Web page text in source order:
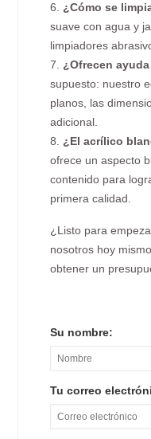
6. ¿Cómo se
suave con agua y
limpiadores
7. ¿Ofrecen
supuesto: nuestro
planos, las
adicional.
8. ¿El acrílico
ofrece un aspecto
contenido para
primera calidad.
¿Listo para
nosotros hoy
obtener un
Su nombre:
Tu correo